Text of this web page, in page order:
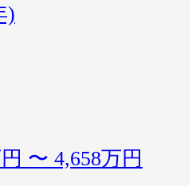
)
〜 4,658万円